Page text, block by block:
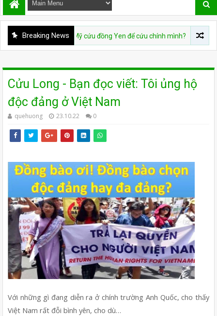
Breaking News
Chậm 09/08: Mỹ cứu đồng Yen để cứu chính mình?
Cửu Long - Bạn đọc viết: Tôi ủng hộ
độc đảng ở Việt Nam
quehuong 23.10.22 0
Với những gì đang diễn ra ở chính trường Anh Quốc, cho thấy
Việt Nam rất đỗi bình yên, cho dù…